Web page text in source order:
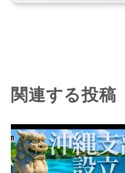
関連する投稿